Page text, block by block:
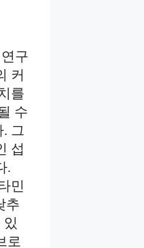
구
커
를
수
. 그
섭
.
민
추
로